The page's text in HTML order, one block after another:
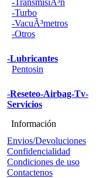
-TransmisiÃ³n
-Turbo
-VacuÃ³metros
-Otros
-Lubricantes
Pentosin
-Reseteo-Airbag-Tv-
Servicios
Información
Envios/Devoluciones
Confidencialidad
Condiciones de uso
Contactenos